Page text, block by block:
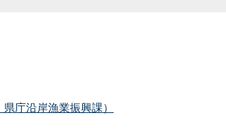
庁沿岸漁業振興課）